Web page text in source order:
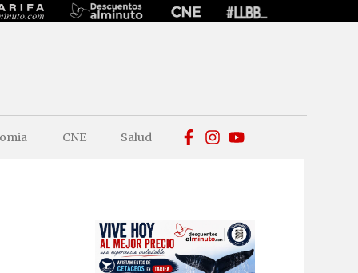
CNE Salud